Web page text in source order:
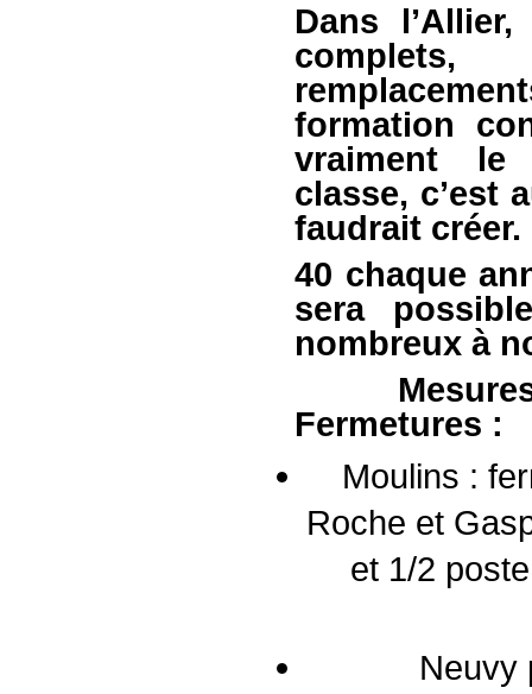
Dans
formation
vraiment le
classe, c’est
faudrait créer.
40 chaque
sera
nombreux à
Fermetures :
Moulins :
Roche et
et 1/2
Neuvy